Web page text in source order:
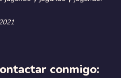
conmigo: